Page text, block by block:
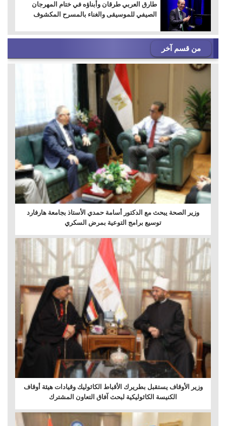
طارق العربي طرقان وأبناؤه في ختام المهرجان
الصيفي للموسيقى والغناء بالمسرح المكشوف
من قسم آخر
وزير الصحة يبحث مع الدكتور أسامة حمدي الأستاذ بجامعة هارفارد
توسيع برامج التوعية بمرض السكري
وزير الأوقاف يستقبل بطريرك الأقباط الكاثوليك وقيادات هيئة أوقاف
الكنيسة الكاثوليكية لبحث آفاق التعاون المشترك